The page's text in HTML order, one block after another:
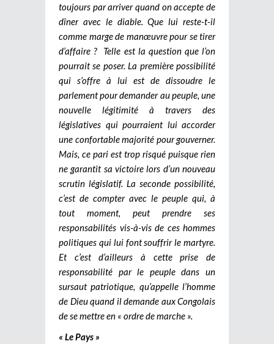
toujours par arriver quand on accepte de
dîner avec le diable. Que lui reste-t-il
comme marge de manœuvre pour se tirer
d’affaire ? Telle est la question que l’on
pourrait se poser. La première possibilité
qui s’offre à lui est de dissoudre le
parlement pour demander au peuple, une
nouvelle légitimité à travers des
législatives qui pourraient lui accorder
une confortable majorité pour gouverner.
Mais, ce pari est trop risqué puisque rien
ne garantit sa victoire lors d’un nouveau
scrutin législatif. La seconde possibilité,
c’est de compter avec le peuple qui, à
tout moment, peut prendre ses
responsabilités vis-à-vis de ces hommes
politiques qui lui font souffrir le martyre.
Et c’est d’ailleurs à cette prise de
responsabilité par le peuple dans un
sursaut patriotique, qu’appelle l’homme
de Dieu quand il demande aux Congolais
de se mettre en « ordre de marche ».
« Le Pays »